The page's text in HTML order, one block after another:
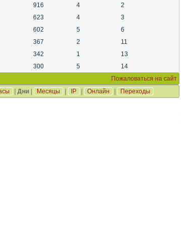
916 4
2
623 4
3
602 5
6
367 2
11
342 1
13
300 5
14
Пожаловаться на сайт
Дни| Месяцы IP Онлайн Переходы